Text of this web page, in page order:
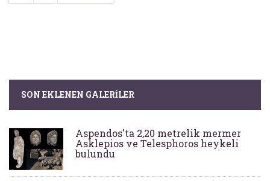
SON EKLENEN GALERILER
Aspendos'ta 2,20 metrelik mermer
Asklepios ve Telesphoros heykeli
bulundu